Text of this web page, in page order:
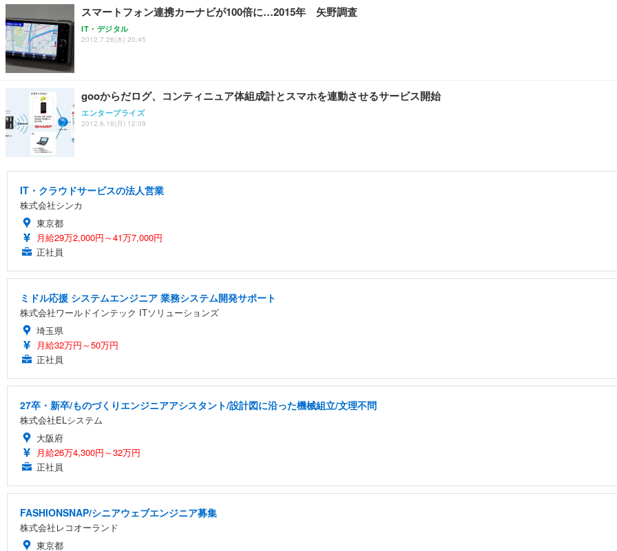
スマートフォン連携カーナビが100倍に…2015年 矢野調査
IT・デジタル
2012.7.26(木) 20:45
gooからだログ、コンティニュア体組成計とスマホを連動させるサービス開始
エンタープライズ
2012.6.18(月) 12:09
IT・クラウドサービスの法人営業
株式会社シンカ
東京都
月給29万2,000円～41万7,000円
正社員
ミドル応援 システムエンジニア 業務システム開発サポート
株式会社ワールドインテック ITソリューションズ
埼玉県
月給32万円～50万円
正社員
27卒・新卒/ものづくりエンジニアアシスタント/設計図に沿った機械組立/文理不問
株式会社ELシステム
大阪府
月給26万4,300円～32万円
正社員
FASHIONSNAP/シニアウェブエンジニア募集
株式会社レコオーランド
東京都